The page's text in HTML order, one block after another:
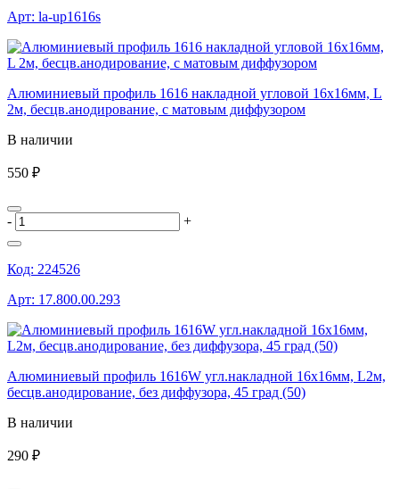
Арт: la-up1616s
Алюминиевый профиль 1616 накладной угловой 16х16мм, L
2м, бесцв.анодирование, с матовым диффузором
В наличии
550 ₽
- +
Код: 224526
Арт: 17.800.00.293
Алюминиевый профиль 1616W угл.накладной 16х16мм, L2м,
бесцв.анодирование, без диффузора, 45 град (50)
В наличии
290 ₽